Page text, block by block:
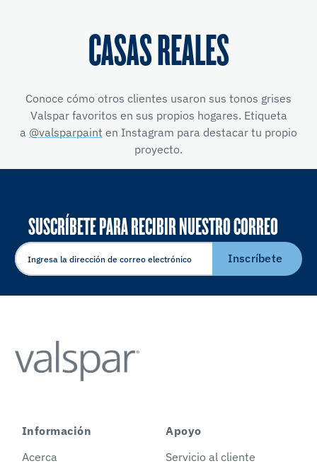
CASAS REALES
Conoce cómo otros clientes usaron sus tonos grises
Valspar favoritos en sus propios hogares. Etiqueta
a @valsparpaint en Instagram para destacar tu propio
proyecto.
SUSCRÍBETE PARA RECIBIR NUESTRO CORREO
ELECTRÓNICO
Inscríbete
Información
Acerca
Apoyo
Servicio al cliente